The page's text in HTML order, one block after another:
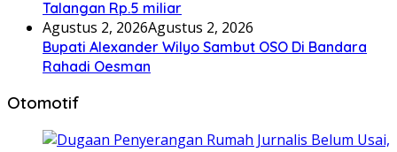
Talangan Rp.5 miliar
Agustus 2, 2026Agustus 2, 2026
Bupati Alexander Wilyo Sambut OSO Di Bandara
Rahadi Oesman
Otomotif